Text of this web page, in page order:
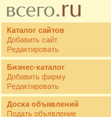
Каталог сайтов
Добавить сайт
Редактировать
Бизнес-каталог
Добавить фирму
Редактировать
Доска объявлений
Подать объявление